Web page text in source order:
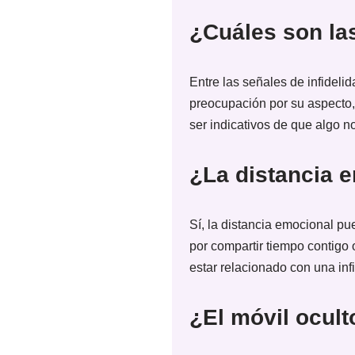
¿Cuáles son
Entre las señales de
preocupación por su
ser indicativos de que algo
¿La distancia
Sí, la distancia emocional
por compartir tiempo
estar relacionado con una
¿El móvil